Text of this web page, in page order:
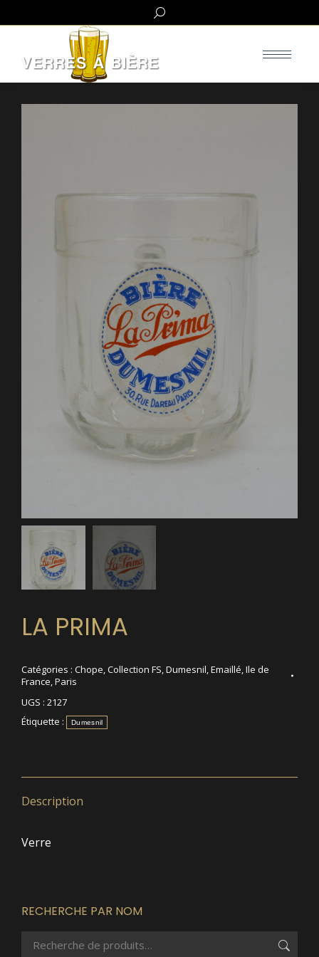
Search:
LA PRIMA
Catégories : Chope Collection FS Dumesnil Emaillé Ile de
France Paris
UGS : 2127
Étiquette :
Dumesnil
Description
Verre
RECHERCHE PAR NOM